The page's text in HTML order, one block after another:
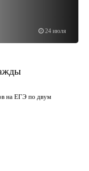
24 июля
на ЕГЭ по двум